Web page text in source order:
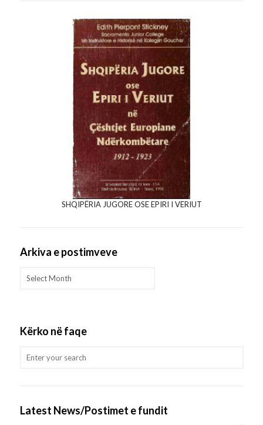
SHQIPËRIA JUGORE OSE EPIRI I VERIUT
Arkiva e postimveve
Kërko në faqe
Latest News/Postimet e fundit